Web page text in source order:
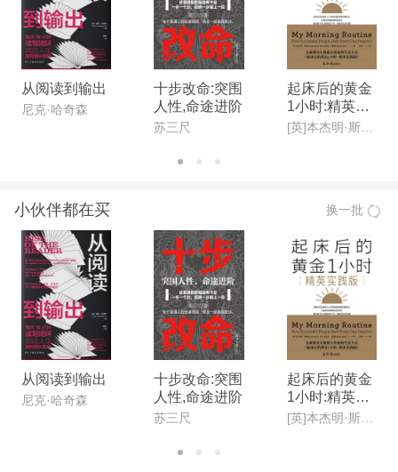
从阅读到输出
尼克·哈奇森
十步改命:突围
人性,命途进阶
苏三尺
起床后的黄金
1小时:精英实
践版
[英]本杰明·斯帕(Benjamin Spall),[德]迈克尔·赞德(Michael Xander)
小伙伴都在买 换一批
从阅读到输出
尼克·哈奇森
十步改命:突围
人性,命途进阶
苏三尺
起床后的黄金
1小时:精英实
践版
[英]本杰明·斯帕(Benjamin Spall),[德]迈克尔·赞德(Michael Xander)